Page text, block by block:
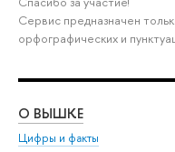
Сервис предназначен
орфографических и
О ВЫШКЕ
Цифры и факты